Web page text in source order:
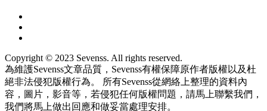
Copyright © 2023 Sevenss. All rights reserved.
為維護Sevenss文章品質，Sevenss有權保障原作者版權以及杜
絕非法侵犯版權行為。 所有Sevenss從網絡上整理的資料內
容，圖片，影音等，若侵犯任何版權問題，請馬上聯繫我們，
我們將馬上做出回應和做妥當處理安排。